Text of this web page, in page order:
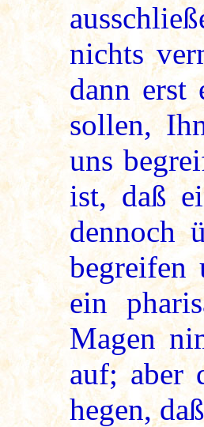
nichts
dann erst
sollen,
uns
ist, daß
dennoch
begreifen
ein
Magen
auf; aber
hegen,